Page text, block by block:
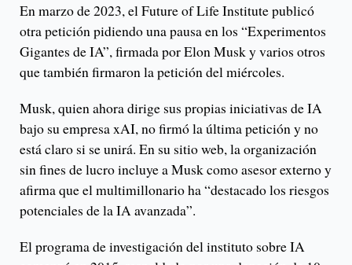
En marzo de 2023, el Future of Life Institute publicó
otra petición pidiendo una pausa en los “Experimentos
Gigantes de IA”, firmada por Elon Musk y varios otros
que también firmaron la petición del miércoles.
Musk, quien ahora dirige sus propias iniciativas de IA
bajo su empresa xAI, no firmó la última petición y no
está claro si se unirá. En su sitio web, la organización
sin fines de lucro incluye a Musk como asesor externo y
afirma que el multimillonario ha “destacado los riesgos
potenciales de la IA avanzada”.
El programa de investigación del instituto sobre IA